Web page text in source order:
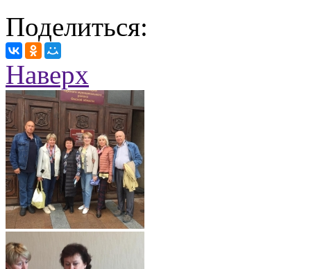
Поделиться:
Наверх